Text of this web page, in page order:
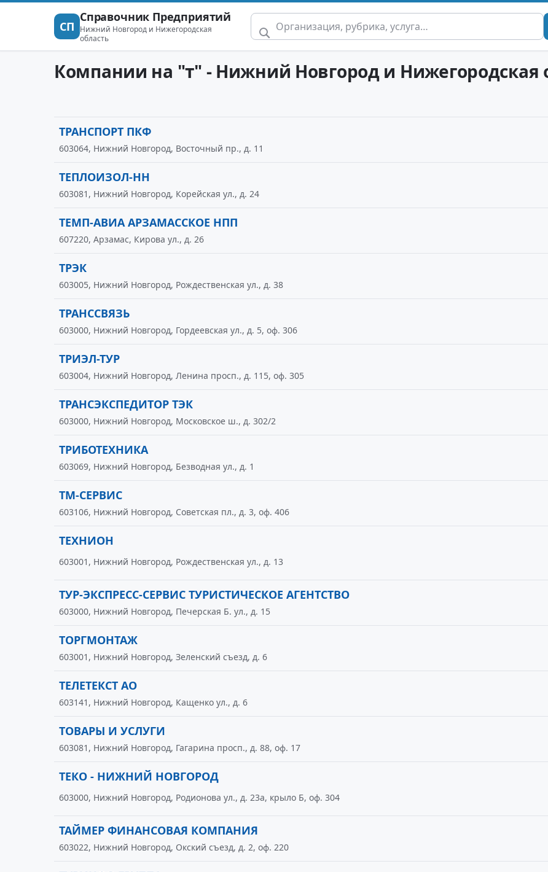
СП
Справочник Предприятий
Нижний Новгород и Нижегородская
область
Компании на "т" - Нижний Новгород и Нижегородская
ТРАНСПОРТ ПКФ
603064, Нижний Новгород, Восточный пр., д. 11
ТЕПЛОИЗОЛ-НН
603081, Нижний Новгород, Корейская ул., д. 24
ТЕМП-АВИА АРЗАМАССКОЕ НПП
607220, Арзамас, Кирова ул., д. 26
ТРЭК
603005, Нижний Новгород, Рождественская ул., д. 38
ТРАНССВЯЗЬ
603000, Нижний Новгород, Гордеевская ул., д. 5, оф. 306
ТРИЭЛ-ТУР
603004, Нижний Новгород, Ленина просп., д. 115, оф. 305
ТРАНСЭКСПЕДИТОР ТЭК
603000, Нижний Новгород, Московское ш., д. 302/2
ТРИБОТЕХНИКА
603069, Нижний Новгород, Безводная ул., д. 1
ТМ-СЕРВИС
603106, Нижний Новгород, Советская пл., д. 3, оф. 406
ТЕХНИОН
603001, Нижний Новгород, Рождественская ул., д. 13
ТУР-ЭКСПРЕСС-СЕРВИС ТУРИСТИЧЕСКОЕ АГЕНТСТВО
603000, Нижний Новгород, Печерская Б. ул., д. 15
ТОРГМОНТАЖ
603001, Нижний Новгород, Зеленский съезд, д. 6
ТЕЛЕТЕКСТ АО
603141, Нижний Новгород, Кащенко ул., д. 6
ТОВАРЫ И УСЛУГИ
603081, Нижний Новгород, Гагарина просп., д. 88, оф. 17
ТЕКО - НИЖНИЙ НОВГОРОД
603000, Нижний Новгород, Родионова ул., д. 23а, крыло Б, оф. 304
ТАЙМЕР ФИНАНСОВАЯ КОМПАНИЯ
603022, Нижний Новгород, Окский съезд, д. 2, оф. 220